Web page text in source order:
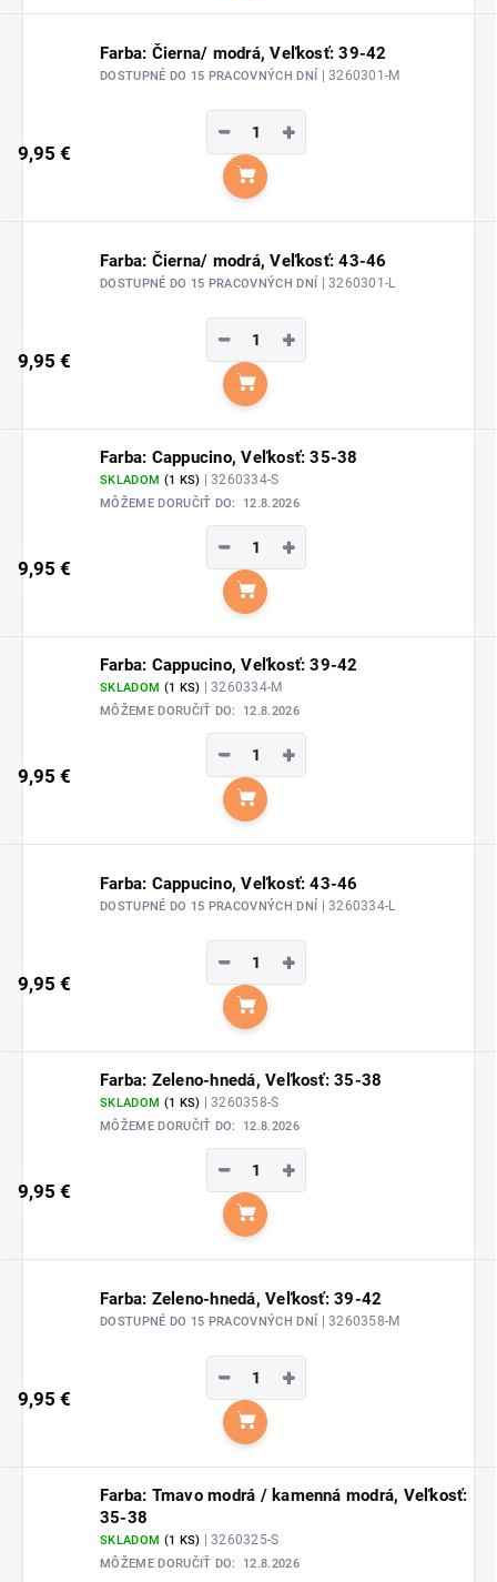
Farba: Čierna/ modrá, Veľkosť: 39-42
DOSTUPNÉ DO 15 PRACOVNÝCH DNÍ | 3260301-M
9,95 €
+
−
Do košíka
Farba: Čierna/ modrá, Veľkosť: 43-46
DOSTUPNÉ DO 15 PRACOVNÝCH DNÍ | 3260301-L
9,95 €
+
−
Do košíka
Farba: Cappucino, Veľkosť: 35-38
SKLADOM (1 KS) | 3260334-S
MÔŽEME DORUČIŤ DO: 12.8.2026
9,95 €
+
−
Do košíka
Farba: Cappucino, Veľkosť: 39-42
SKLADOM (1 KS) | 3260334-M
MÔŽEME DORUČIŤ DO: 12.8.2026
9,95 €
+
−
Do košíka
Farba: Cappucino, Veľkosť: 43-46
DOSTUPNÉ DO 15 PRACOVNÝCH DNÍ | 3260334-L
9,95 €
+
−
Do košíka
Farba: Zeleno-hnedá, Veľkosť: 35-38
SKLADOM (1 KS) | 3260358-S
MÔŽEME DORUČIŤ DO: 12.8.2026
9,95 €
+
−
Do košíka
Farba: Zeleno-hnedá, Veľkosť: 39-42
DOSTUPNÉ DO 15 PRACOVNÝCH DNÍ | 3260358-M
9,95 €
+
−
Do košíka
Farba: Tmavo modrá / kamenná modrá, Veľkosť:
35-38
SKLADOM (1 KS) | 3260325-S
MÔŽEME DORUČIŤ DO: 12.8.2026